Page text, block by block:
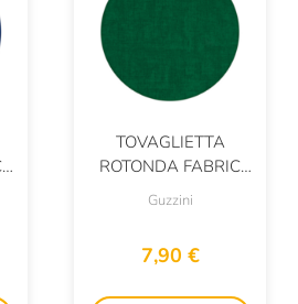
TOVAGLIETTA
ROTONDA FABRIC
VERDE
Guzzini
7,90 €